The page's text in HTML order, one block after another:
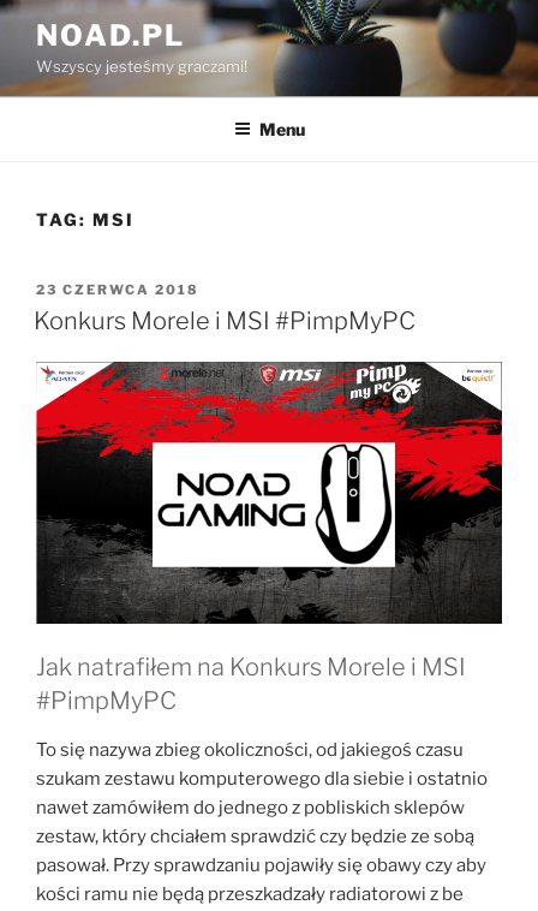
Przejdź
treści
NOAD.PL
Wszyscy jesteśmy graczami!
Menu
TAG: MSI
OPUBLIKOWANE
W
23 CZERWCA 2018
Konkurs Morele i MSI #PimpMyPC
Jak natrafiłem na Konkurs Morele i MSI
#PimpMyPC
To się nazywa zbieg okoliczności, od jakiegoś czasu
szukam zestawu komputerowego dla siebie i ostatnio
nawet zamówiłem do jednego z pobliskich sklepów
zestaw, który chciałem sprawdzić czy będzie ze sobą
pasował. Przy sprawdzaniu pojawiły się obawy czy aby
kości ramu nie będą przeszkadzały radiatorowi z be